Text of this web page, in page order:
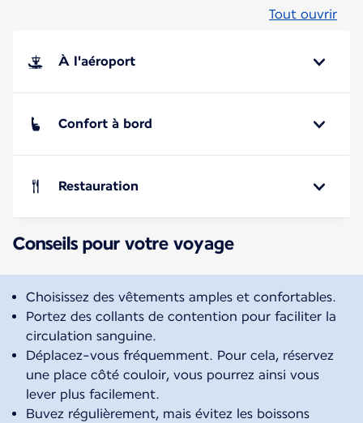
Tout ouvrir
À l'aéroport
Confort à bord
Restauration
Conseils pour votre voyage
Choisissez des vêtements amples et confortables.
Portez des collants de contention pour faciliter la
circulation sanguine.
Déplacez-vous fréquemment. Pour cela, réservez
une place côté couloir, vous pourrez ainsi vous
lever plus facilement.
Buvez régulièrement, mais évitez les boissons